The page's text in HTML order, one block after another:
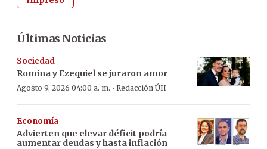
Últimas Noticias
Sociedad
Romina y Ezequiel se juraron amor
Agosto 9, 2026 04:00 a. m. · Redacción ÚH
Economía
Advierten que elevar déficit podría
aumentar deudas y hasta inflación